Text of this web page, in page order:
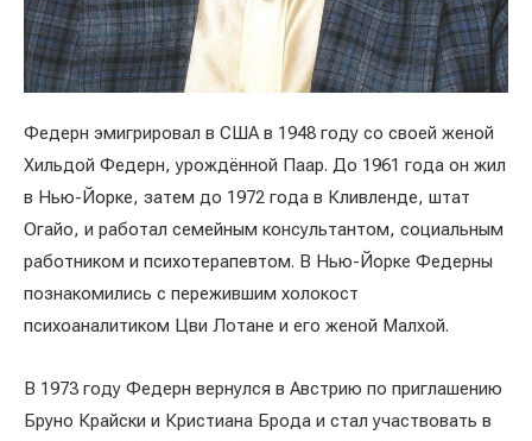
Федерн эмигрировал в США в 1948 году со своей женой
Хильдой Федерн, урождённой Паар. До 1961 года он жил
в Нью-Йорке, затем до 1972 года в Кливленде, штат
Огайо, и работал семейным консультантом, социальным
работником и психотерапевтом. В Нью-Йорке Федерны
познакомились с пережившим холокост
психоаналитиком Цви Лотане и его женой Малхой.
В 1973 году Федерн вернулся в Австрию по приглашению
Бруно Крайски и Кристиана Брода и стал участвовать в